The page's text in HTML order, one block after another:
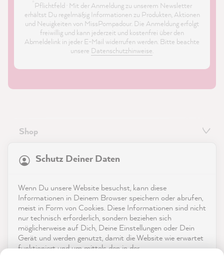
Pflichtfeld · Mit der Anmeldung zu unserem Newsletter
erhältst Du regelmäßig Informationen zu Produkten, Aktionen
und Neuigkeiten von MissPompadour. Die Anmeldung erfolgt
freiwillig und kann jederzeit und kostenfrei über den
Abmeldelink in jeder E-Mail widerrufen werden. Bitte beachte
unsere Datenschutzhinweise.
Shop
Service
Kontakt
App herunterladen
Auszeichnungen
Schutz Deiner Daten
Wenn Du unsere Website besuchst, kann diese
Informationen in Deinem Browser speichern oder abrufen,
meist in Form von Cookies. Diese Informationen sind nicht
nur technisch erforderlich, sondern beziehen sich
möglicherweise auf Dich, Deine Einstellungen oder Dein
Gerät und werden genutzt, damit die Website wie erwartet
funktioniert und um mittels den in der
reviews-io